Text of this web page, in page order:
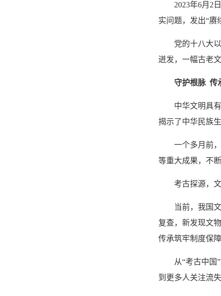
2023年6月2
实问题，发出“赓
党的十八大
迸发，一幅古老
守护根脉 传
中华文明具
揭示了中华民族
一个多月前
等重大成果，不
考古探源，
当前，我国
复查，新发现文
传承筑牢制度保
从“考古中国
到更多人关注流